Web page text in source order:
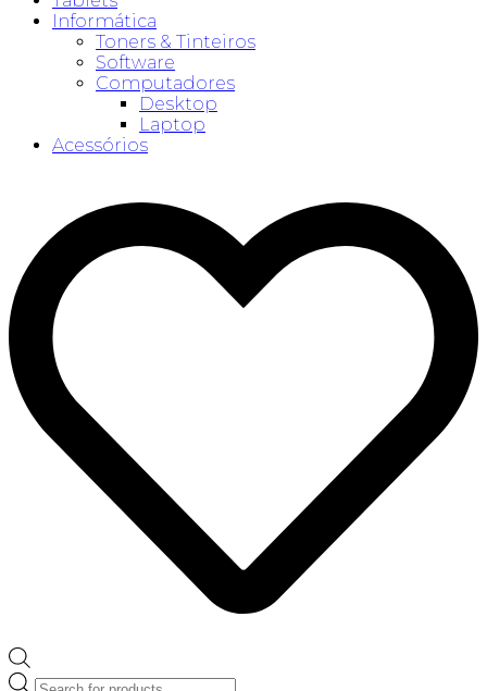
Informática
Toners & Tinteiros
Software
Computadores
Desktop
Laptop
Acessórios
Products